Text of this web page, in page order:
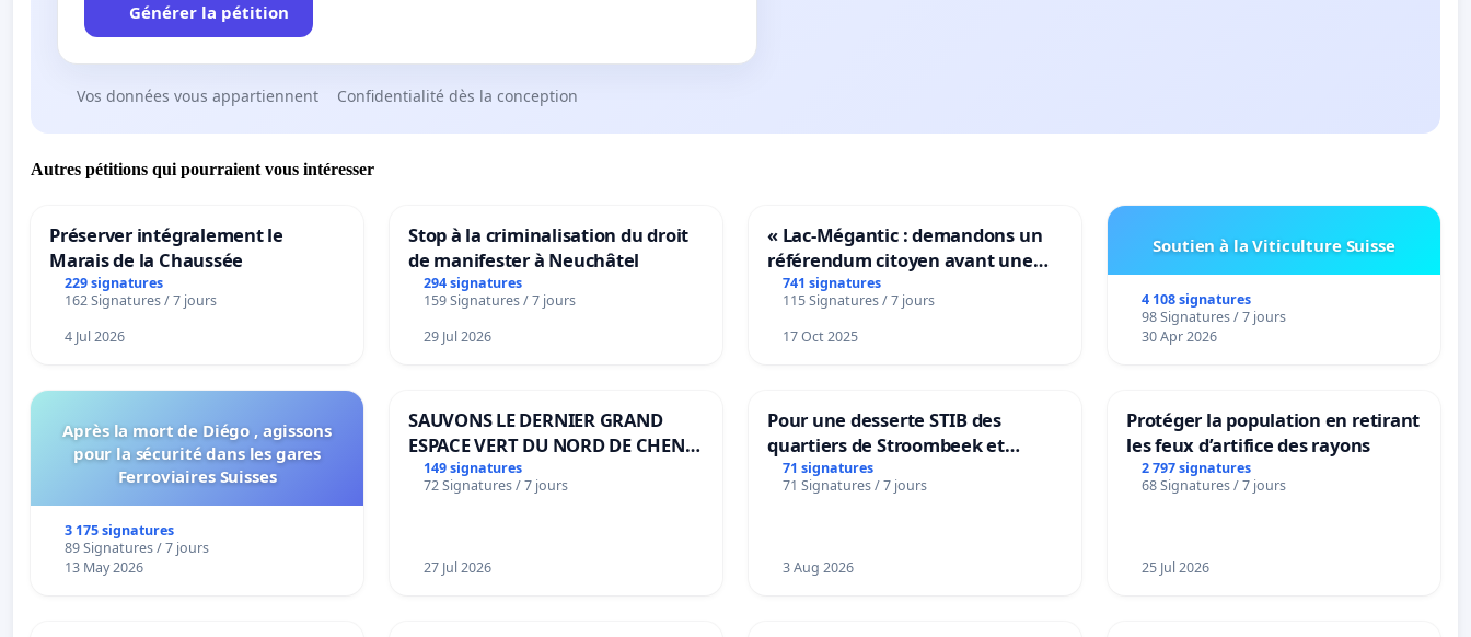
Générer la pétition
Vos données vous appartiennent Confidentialité dès la conception
Autres pétitions qui pourraient vous intéresser
Préserver intégralement le
Marais de la Chaussée
229 signatures
162 Signatures / 7 jours
4 Jul 2026
Stop à la criminalisation du droit
de manifester à Neuchâtel
294 signatures
159 Signatures / 7 jours
29 Jul 2026
« Lac-Mégantic : demandons un
référendum citoyen avant une
transformation irréversible de
notre territoire »
741 signatures
115 Signatures / 7 jours
17 Oct 2025
Soutien à la Viticulture Suisse
4 108 signatures
98 Signatures / 7 jours
30 Apr 2026
Après la mort de Diégo , agissons
pour la sécurité dans les gares
Ferroviaires Suisses
3 175 signatures
89 Signatures / 7 jours
13 May 2026
SAUVONS LE DERNIER GRAND
ESPACE VERT DU NORD DE CHENE-
BOUGERIES
149 signatures
72 Signatures / 7 jours
27 Jul 2026
Pour une desserte STIB des
quartiers de Stroombeek et
Beauval - Voor een MIVB-
bediening van de wijken
71 signatures
71 Signatures / 7 jours
3 Aug 2026
Protéger la population en retirant
les feux d’artifice des rayons
2 797 signatures
68 Signatures / 7 jours
25 Jul 2026